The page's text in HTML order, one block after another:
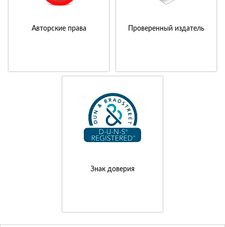
Авторские права Проверенный издатель
Знак доверия